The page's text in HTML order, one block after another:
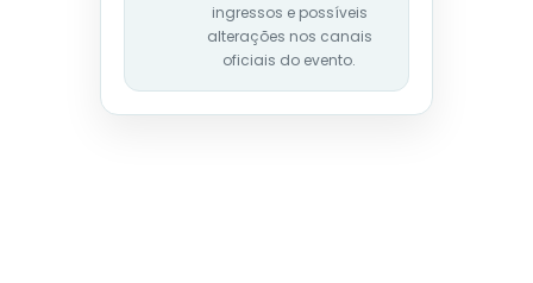
ingressos e possíveis
alterações nos canais
oficiais do evento.